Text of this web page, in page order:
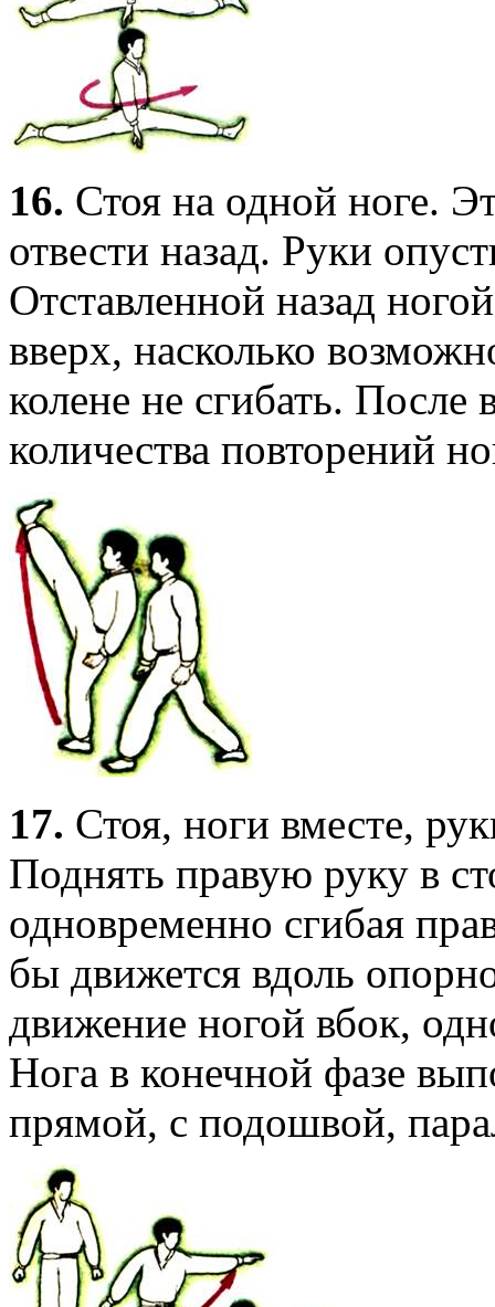
16. Стоя на одной ноге.
отвести назад. Руки
Отставленной назад
вверх, насколько
колене не сгибать.
количества повторений
17. Стоя, ноги вместе,
Поднять правую руку в
одновременно сгибая
бы движется вдоль
движение ногой вбок,
Нога в конечной фазе
прямой, с подошвой,